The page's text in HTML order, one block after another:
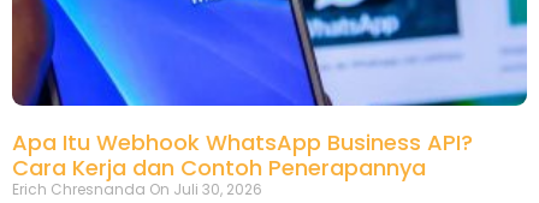
Apa Itu Webhook WhatsApp Business API?
Cara Kerja dan Contoh Penerapannya
Erich Chresnanda Juli 30, 2026